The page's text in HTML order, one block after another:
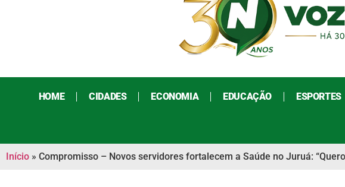
HOME CIDADES ECONOMIA EDUCAÇÃO ESPORTES
Início » Compromisso – Novos servidores fortalecem a Saúde no Juruá: